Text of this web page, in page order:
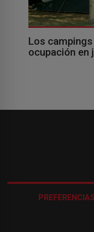
Los
ocupación en